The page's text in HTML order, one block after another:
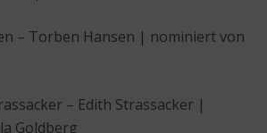
– Torben Hansen | nominiert von
– Edith Strassacker |
Goldberg